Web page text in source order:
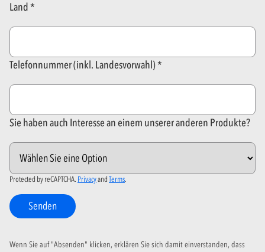
Land
Telefonnummer (inkl. Landesvorwahl)
Sie haben auch Interesse an einem unserer anderen Produkte?
Protected by reCAPTCHA. Privacyand Terms.
Senden
Wenn Sie auf "Absenden" klicken, erklären Sie sich damit einverstanden, dass